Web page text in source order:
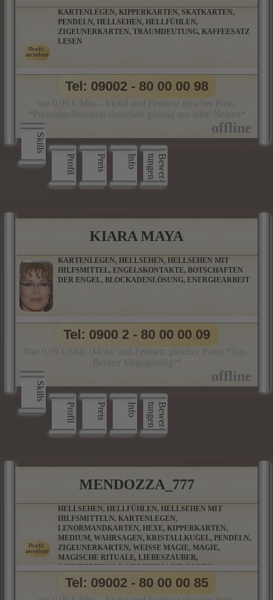
KARTENLEGEN, KIPPERKARTEN, SKATKARTEN,
PENDELN, HELLSEHEN, HELLFÜHLEN,
ZIGEUNERKARTEN, TRAUMDEUTUNG, KAFFEESATZ
LESEN
Skills
Profil
Preis Info B
e
w
e
r
­
t
u
n
g
e
n
Tel: 09002 - 80 00 00 98
KIARA MAYA
KARTENLEGEN, HELLSEHEN, HELLSEHEN MIT
HILFSMITTEL, ENGELSKONTAKTE, BOTSCHAFTEN
DER ENGEL, BLOCKADENLÖSUNG, ENERGIEARBEIT
Skills
Profil
Preis Info B
e
w
e
r
­
t
u
n
g
e
n
Tel: 0900 2 - 80 00 00 09
MENDOZZA_777
HELLSEHEN, HELLFÜHLEN, HELLSEHEN MIT
HILFSMITTELN, KARTENLEGEN,
LENORMANDKARTEN, HEXE, KIPPERKARTEN,
MEDIUM, WAHRSAGEN, KRISTALLKUGEL, PENDELN,
ZIGEUNERKARTEN, WEISSE MAGIE, MAGIE, M
AGISCHE RITUALE, LIEBESZAUBER, S
CHUTZRITUALE, KERZENMAGIE, RUNEN, P
ARTNERBERATUNG, ORAKELKARTEN, SALAMIN-O
RAKEL, BAUMPERLENORAKEL UND VIELE WEITERE O
RAKELKARTEN
Tel: 09002 - 80 00 00 85